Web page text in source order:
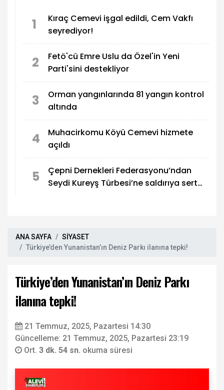
1
Kıraç Cemevi işgal edildi, Cem Vakfı
seyrediyor!
2
Fetö'cü Emre Uslu da Özel'in Yeni
Parti'sini destekliyor
3
Orman yangınlarında 81 yangın kontrol
altında
4
Muhacirkomu Köyü Cemevi hizmete
açıldı
5
Çepni Dernekleri Federasyonu’ndan
Seydi Kureyş Türbesi’ne saldırıya sert
ANA SAYFA
SİYASET
Türkiye’den Yunanistan’ın Deniz Parkı ilanına tepki!
Türkiye’den Yunanistan’ın Deniz Parkı
ilanına tepki!
21 Temmuz, 2025, Pazartesi 14:30
Güncelleme: 21 Temmuz, 2025, Pazartesi 23:19
Ort. 3 dk. 54 sn. okuma süresi